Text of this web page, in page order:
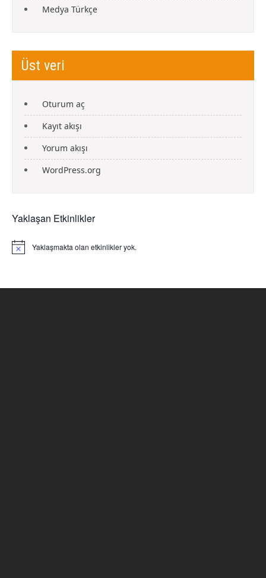
Medya Türkçe
Üst veri
Oturum aç
Kayıt akışı
Yorum akışı
WordPress.org
Yaklaşan Etkinlikler
N
c
Yaklaşmakta olan etkinlikler yok.